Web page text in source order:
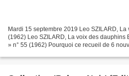
Mardi 15 septembre 2019 Leo SZILARD, La voix
(1962) Leo SZILARD, La voix des dauphins
» n° 55 (1962) Pourquoi ce recueil de 6